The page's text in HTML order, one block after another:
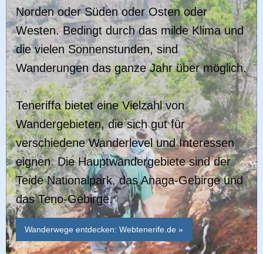
Norden oder Süden oder Osten oder
Westen. Bedingt durch das milde Klima und
die vielen Sonnenstunden, sind
Wanderungen das ganze Jahr über möglich.
Teneriffa bietet eine Vielzahl von
Wandergebieten, die sich gut für
verschiedene Wanderlevel und Interessen
eignen. Die Hauptwandergebiete sind der
Teide Nationalpark, das Anaga-Gebirge und
das Teno-Gebirge.
Wanderwege entdecken: Webtenerife.de »